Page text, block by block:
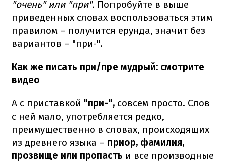
"очень" или "при". Попробуйте в выше
приведенных словах воспользоваться этим
правилом – получится ерунда, значит без
вариантов – "при-".
Как же писать при/пре мудрый: смотрите
видео
А с приставкой "при-", совсем просто. Слов
с ней мало, употребляется редко,
преимущественно в словах, происходящих
из древнего языка – приор, фамилия,
прозвище или пропасть и все производные